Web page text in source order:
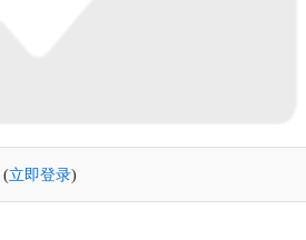
(立即登录)